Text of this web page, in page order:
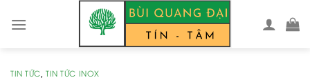
TIN TỨC,TIN TỨC INOX